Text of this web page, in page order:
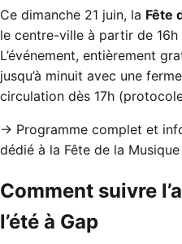
Ce dimanche 21 juin, la Fête
le centre-ville à partir de
L’événement, entièrement
jusqu’à minuit avec une
circulation dès 17h
→ Programme complet et
dédié à la Fête de la
Comment suivre
l’été à Gap